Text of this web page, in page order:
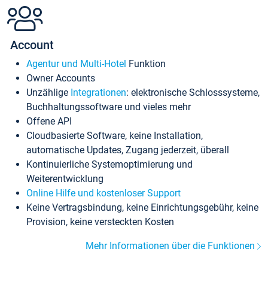
Account
Agentur und Multi-Hotel Funktion
Owner Accounts
Unzählige Integrationen: elektronische Schlosssysteme,
Buchhaltungssoftware und vieles mehr
Offene API
Cloudbasierte Software, keine Installation,
automatische Updates, Zugang jederzeit, überall
Kontinuierliche Systemoptimierung und
Weiterentwicklung
Online Hilfe und kostenloser Support
Keine Vertragsbindung, keine Einrichtungsgebühr, keine
Provision, keine versteckten Kosten
Mehr Informationen über die Funktionen